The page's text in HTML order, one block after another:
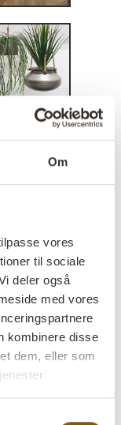
Om
vores
til sociale
deler også
med vores
kombinere disse
dem, eller som